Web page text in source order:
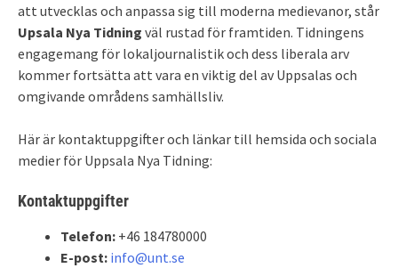
att utvecklas och anpassa sig till moderna medievanor, står
Upsala Nya Tidning väl rustad för framtiden. Tidningens
engagemang för lokaljournalistik och dess liberala arv
kommer fortsätta att vara en viktig del av Uppsalas och
omgivande områdens samhällsliv.
Här är kontaktuppgifter och länkar till hemsida och sociala
medier för Uppsala Nya Tidning:
Kontaktuppgifter
Telefon: +46 184780000
E-post: info@unt.se